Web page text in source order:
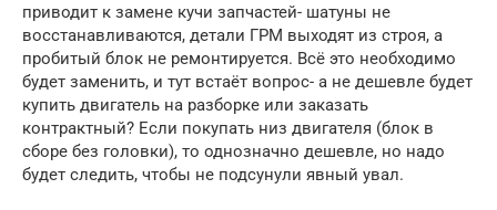
приводит к замене кучи запчастей- шатуны не
восстанавливаются, детали ГРМ выходят из строя, а
пробитый блок не ремонтируется. Всё это необходимо
будет заменить, и тут встаёт вопрос- а не дешевле будет
купить двигатель на разборке или заказать
контрактный? Если покупать низ двигателя (блок в
сборе без головки), то однозначно дешевле, но надо
будет следить, чтобы не подсунули явный увал.